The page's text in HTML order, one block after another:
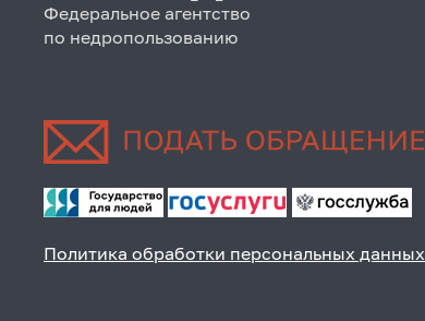
Федеральное агентство
по недропользованию
Политика обработки персональных данных